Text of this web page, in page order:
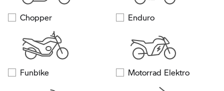
Chopper Enduro
Funbike Motorrad Elektro